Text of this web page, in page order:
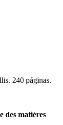
240 páginas.
des matières